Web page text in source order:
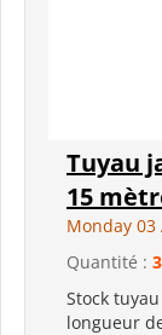
Tuyau
15
Monday 03
Quantité :
Stock
longueur